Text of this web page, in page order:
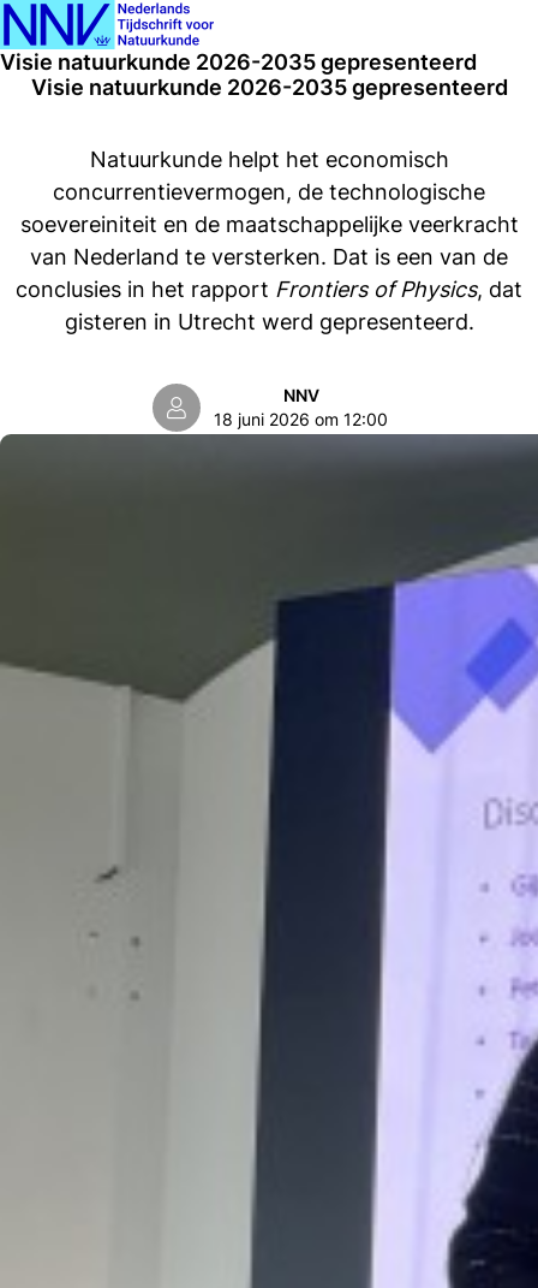
Visie natuurkunde 2026-2035 gepresenteerd
Visie natuurkunde 2026-2035 gepresenteerd
Natuurkunde helpt het economisch
concurrentievermogen, de technologische
soevereiniteit en de maatschappelijke veerkracht
van Nederland te versterken. Dat is een van de
conclusies in het rapport Frontiers of Physics, dat
gisteren in Utrecht werd gepresenteerd.
NNV
18 juni 2026 om 12:00